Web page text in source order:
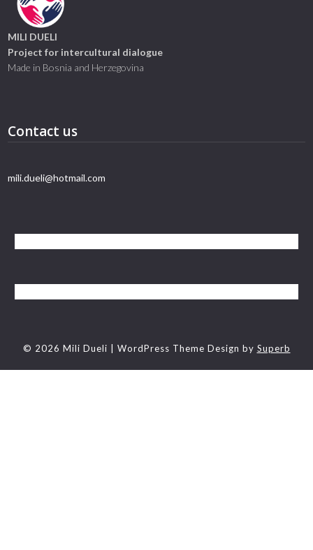
MILI DUELI
Project for intercultural dialogue
Made in Bosnia and Herzegovina
Contact us
mili.dueli@hotmail.com
© 2026 Mili Dueli | WordPress Theme Design by Superb